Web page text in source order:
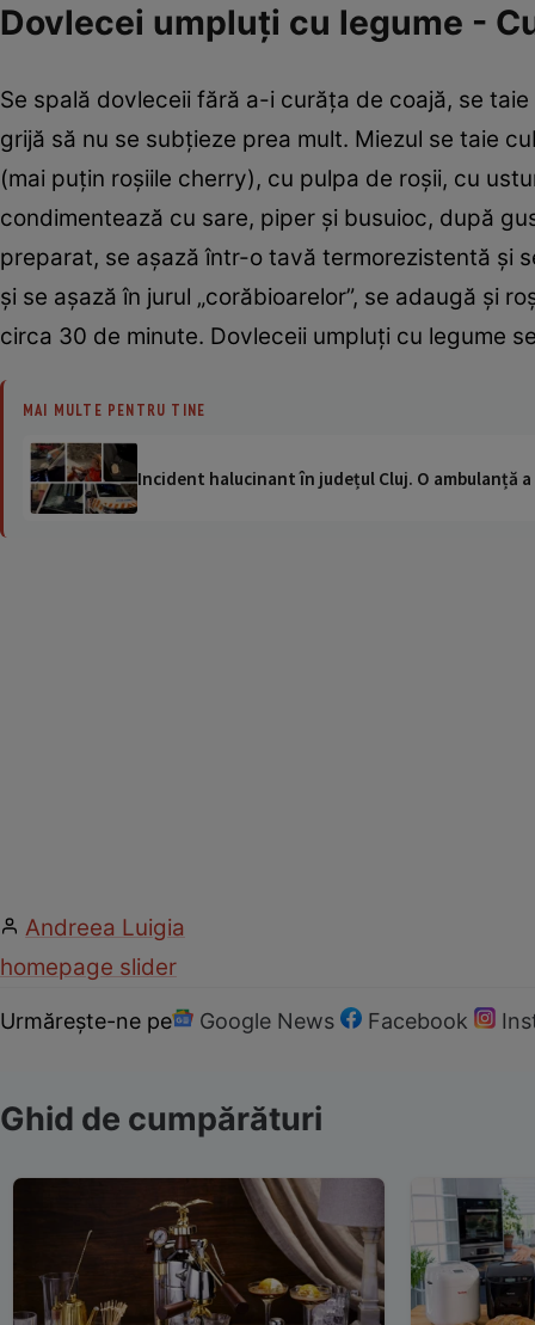
Dovlecei umpluţi cu legume -
Se spală dovleceii ­fără a-i curăţa de coajă, se
grijă să nu se subţieze prea mult. Miezul se ­taie
(mai puţin ­roşiile ­cherry), cu pulpa de roşii, cu
condimentează cu sare, piper şi busuioc, după
preparat, se aşază într-o tavă termorezistentă şi
şi se aşază în jurul „corăbioarelor”, se adaugă şi
circa 30 de minute. Dovleceii umpluţi cu legume
MAI MULTE PENTRU TINE
Incident halucinant în județul Cluj. O ambulanță
Andreea Luigia
homepage slider
Urmărește-ne pe Google News Facebook
Ghid de cumpărături